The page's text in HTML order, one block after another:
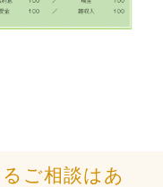
ご相談はあ